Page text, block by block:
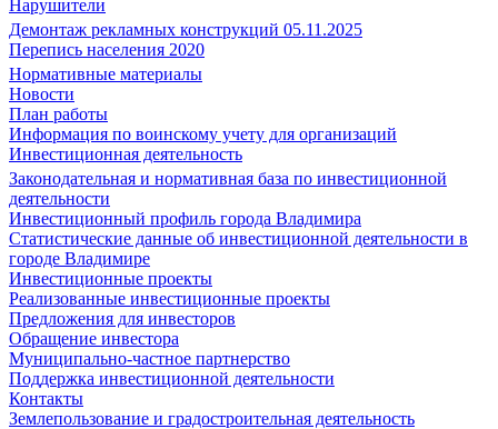
Нарушители
Демонтаж рекламных конструкций 05.11.2025
Перепись населения 2020
Нормативные материалы
Новости
План работы
Информация по воинскому учету для организаций
Инвестиционная деятельность
Законодательная и нормативная база по инвестиционной
деятельности
Инвестиционный профиль города Владимира
Статистические данные об инвестиционной деятельности в
городе Владимире
Инвестиционные проекты
Реализованные инвестиционные проекты
Предложения для инвесторов
Обращение инвестора
Муниципально-частное партнерство
Поддержка инвестиционной деятельности
Контакты
Землепользование и градостроительная деятельность